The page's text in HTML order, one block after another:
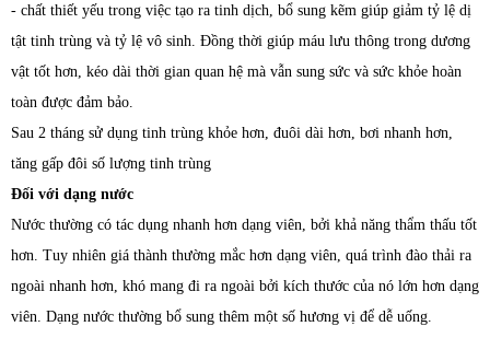
- chất thiết yếu trong việc tạo ra tinh dịch, bổ sung kẽm giúp giảm tỷ lệ dị
tật tinh trùng và tỷ lệ vô sinh. Đồng thời giúp máu lưu thông trong dương
vật tốt hơn, kéo dài thời gian quan hệ mà vẫn sung sức và sức khỏe hoàn
toàn được đảm bảo.
Sau 2 tháng sử dụng tinh trùng khỏe hơn, đuôi dài hơn, bơi nhanh hơn,
tăng gấp đôi số lượng tinh trùng
Đối với dạng nước
Nước thường có tác dụng nhanh hơn dạng viên, bởi khả năng thẩm thấu tốt
hơn. Tuy nhiên giá thành thường mắc hơn dạng viên, quá trình đào thải ra
ngoài nhanh hơn, khó mang đi ra ngoài bởi kích thước của nó lớn hơn dạng
viên. Dạng nước thường bổ sung thêm một số hương vị để dễ uống.